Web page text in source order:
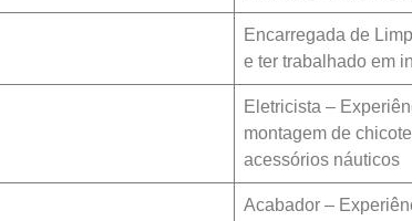
Encarregada de
e ter trabalhado em
Eletricista –
montagem de
acessórios náuticos
Acabador –